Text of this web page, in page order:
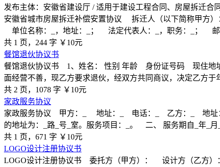
发布主体：安徽省建设厅 / 适用于建设工程合同、房屋拆迁合
安徽省城市房屋拆迁补偿安置协议 拆迁人（以下简称甲
单位名称：_，地址：_； 法定代表人：_，职务：_；
共 1 页，244 字 ￥10元
餐馆退伙协议书
餐馆退伙协议书 1、姓名： 性别 年龄 身份证号码 现住
面经营不善，现乙方要求退伙，经双方共同商议，决定乙方于
共 2 页，1078 字 ￥10元
家政服务协议
家政服务协议 甲方：_ 地址：_ 电话：_ 乙方：_ 地址：
的地址为：_路_号_室。服务项目：_。 二、 服务期自_年_月
共 1 页，671 字 ￥10元
LOGO设计注册协议书
LOGO设计注册协议书 委托方（甲方）： 设计方（乙方）